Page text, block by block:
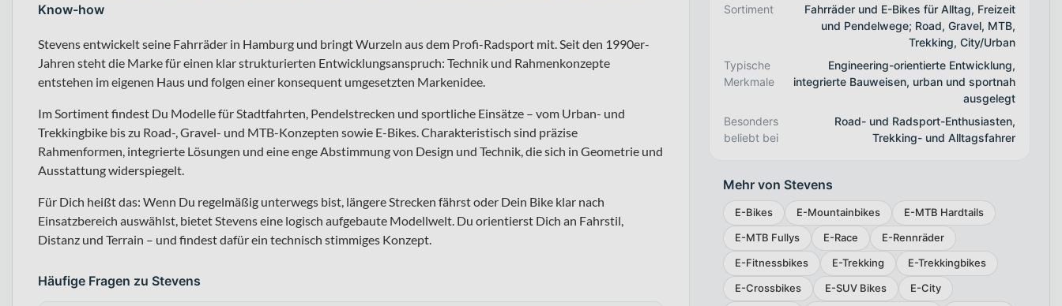
Know-how
Stevens entwickelt seine Fahrräder in Hamburg und bringt Wurzeln aus dem Profi-Radsport mit. Seit den 1990er-
Jahren steht die Marke für einen klar strukturierten Entwicklungsanspruch: Technik und Rahmenkonzepte
entstehen im eigenen Haus und folgen einer konsequent umgesetzten Markenidee.
Im Sortiment findest Du Modelle für Stadtfahrten, Pendelstrecken und sportliche Einsätze – vom Urban- und
Trekkingbike bis zu Road-, Gravel- und MTB-Konzepten sowie E-Bikes. Charakteristisch sind präzise
Rahmenformen, integrierte Lösungen und eine enge Abstimmung von Design und Technik, die sich in Geometrie und
Ausstattung widerspiegelt.
Für Dich heißt das: Wenn Du regelmäßig unterwegs bist, längere Strecken fährst oder Dein Bike klar nach
Einsatzbereich auswählst, bietet Stevens eine logisch aufgebaute Modellwelt. Du orientierst Dich an Fahrstil,
Distanz und Terrain – und findest dafür ein technisch stimmiges Konzept.
Häufige Fragen zu Stevens
Sortiment
Fahrräder und E-Bikes für Alltag, Freizeit
und Pendelwege; Road, Gravel, MTB,
Trekking, City/Urban
Typische
Merkmale
Engineering-orientierte Entwicklung,
integrierte Bauweisen, urban und sportnah
ausgelegt
Besonders
beliebt bei
Road- und Radsport-Enthusiasten,
Trekking- und Alltagsfahrer
Mehr von Stevens
E-Bikes E-Mountainbikes
E-MTB Hardtails
E-MTB Fullys
E-Race
E-Rennräder
E-Fitnessbikes
E-Trekking
E-Trekkingbikes
E-Crossbikes
E-SUV Bikes
E-City